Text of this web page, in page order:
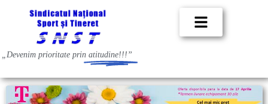
„Devenim prioritate prin atitudine!!!”